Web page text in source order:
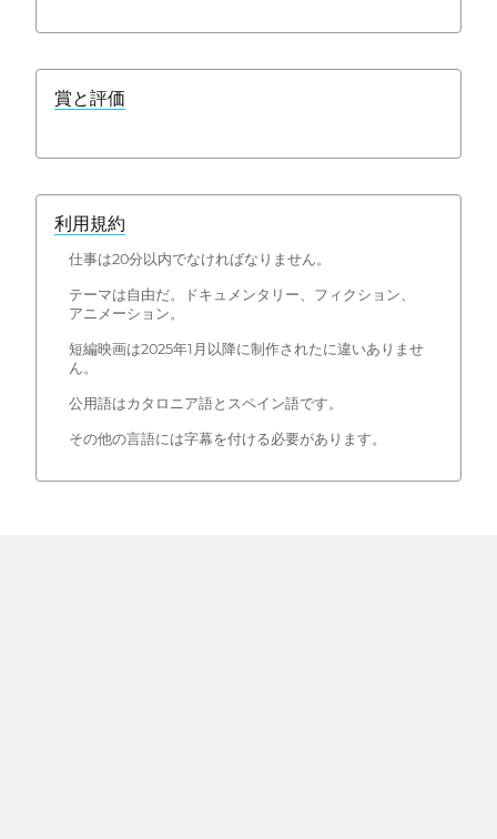
賞と評価
利用規約
仕事は20分以内でなければなりません。
テーマは自由だ。ドキュメンタリー、フィクション、
アニメーション。
短編映画は2025年1月以降に制作されたに違いありませ
ん。
公用語はカタロニア語とスペイン語です。
その他の言語には字幕を付ける必要があります。